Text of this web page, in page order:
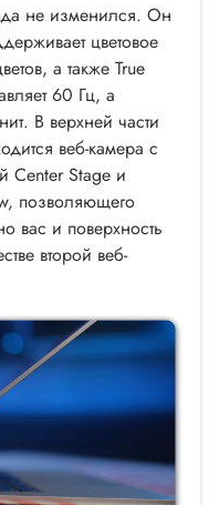
не изменился. Он
цветовое
а также True
60 Гц, а
В верхней части
веб-камера с
Center Stage и
позволяющего
вас и поверхность
второй веб-